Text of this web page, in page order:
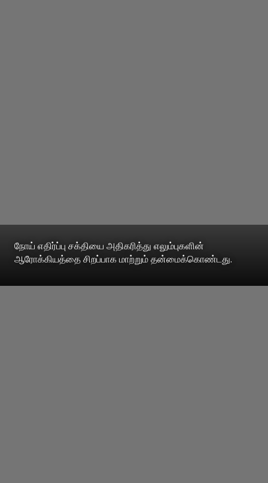
நோய் எதிர்ப்பு சக்தியை அதிகரித்து எலும்புகளின்
ஆரோக்கியத்தை சிறப்பாக மாற்றும் தன்மைக்கொண்டது.